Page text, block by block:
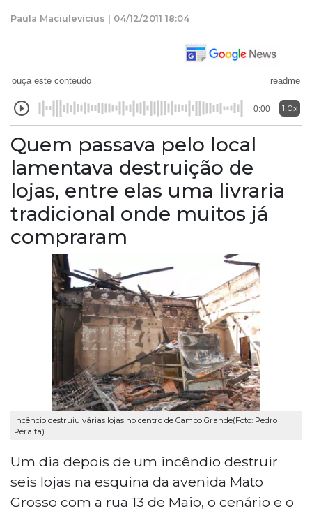
Paula Maciulevicius | 04/12/2011 18:04
ouça este conteúdo readme
0:00 1.0x
Quem passava pelo local
lamentava destruição de
lojas, entre elas uma livraria
tradicional onde muitos já
compraram
Incêncio destruiu várias lojas no centro de Campo Grande(Foto: Pedro
Peralta)
Um dia depois de um incêndio destruir
seis lojas na esquina da avenida Mato
Grosso com a rua 13 de Maio, o cenário e o